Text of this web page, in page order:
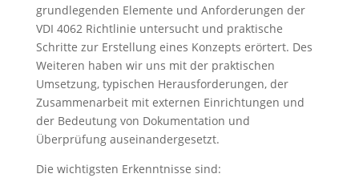
grundlegenden Elemente und Anforderungen der
VDI 4062 Richtlinie untersucht und praktische
Schritte zur Erstellung eines Konzepts erörtert. Des
Weiteren haben wir uns mit der praktischen
Umsetzung, typischen Herausforderungen, der
Zusammenarbeit mit externen Einrichtungen und
der Bedeutung von Dokumentation und
Überprüfung auseinandergesetzt.
Die wichtigsten Erkenntnisse sind: